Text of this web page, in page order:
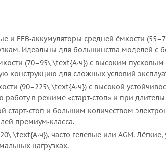
и EFB‑аккумуляторы средней ёмкости
Идеальны для большинства моделей
(70–95\ \text{А·ч}) с высоким
конструкцию для сложных условий
(90–225\ \text{А·ч}) с высокой
в режиме «старт‑стоп» и при
старт‑стоп и большим количеством
премиум‑класса.
\text{А·ч}), часто гелевые или AGM.
нагрузках.